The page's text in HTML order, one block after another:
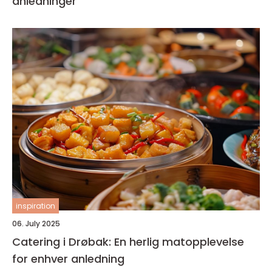
inspiration
06. July 2025
Catering i Drøbak: En herlig matopplevelse
for enhver anledning